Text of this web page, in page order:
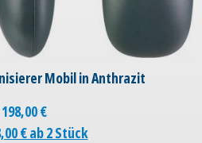
Mobil in Anthrazit
198,00€
€ ab 2 Stück